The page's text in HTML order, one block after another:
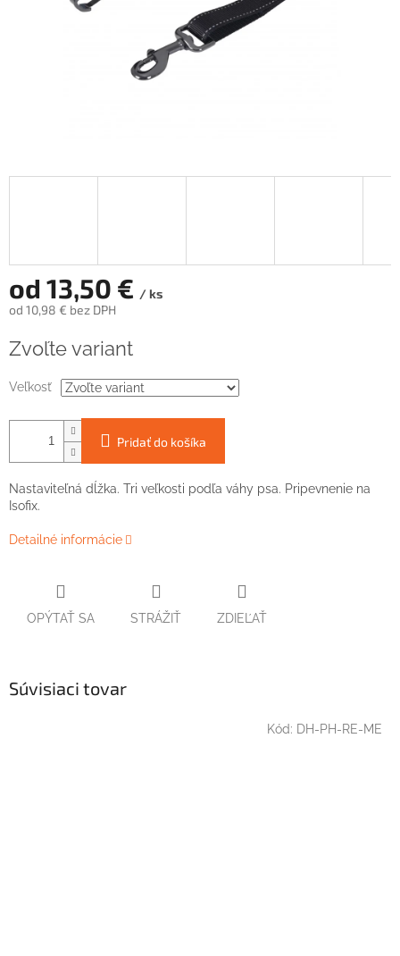
od 13,50 € / ks
od 10,98 € bez DPH
cena:
Zvoľte variant
Veľkosť
Pridať do košíka
Nastaviteľná dĺžka. Tri veľkosti podľa váhy psa. Pripevnenie na
Isofix.
Detailné informácie
OPÝTAŤ SA STRÁŽIŤ ZDIEĽAŤ
Súvisiaci tovar
Kód: DH-PH-RE-ME